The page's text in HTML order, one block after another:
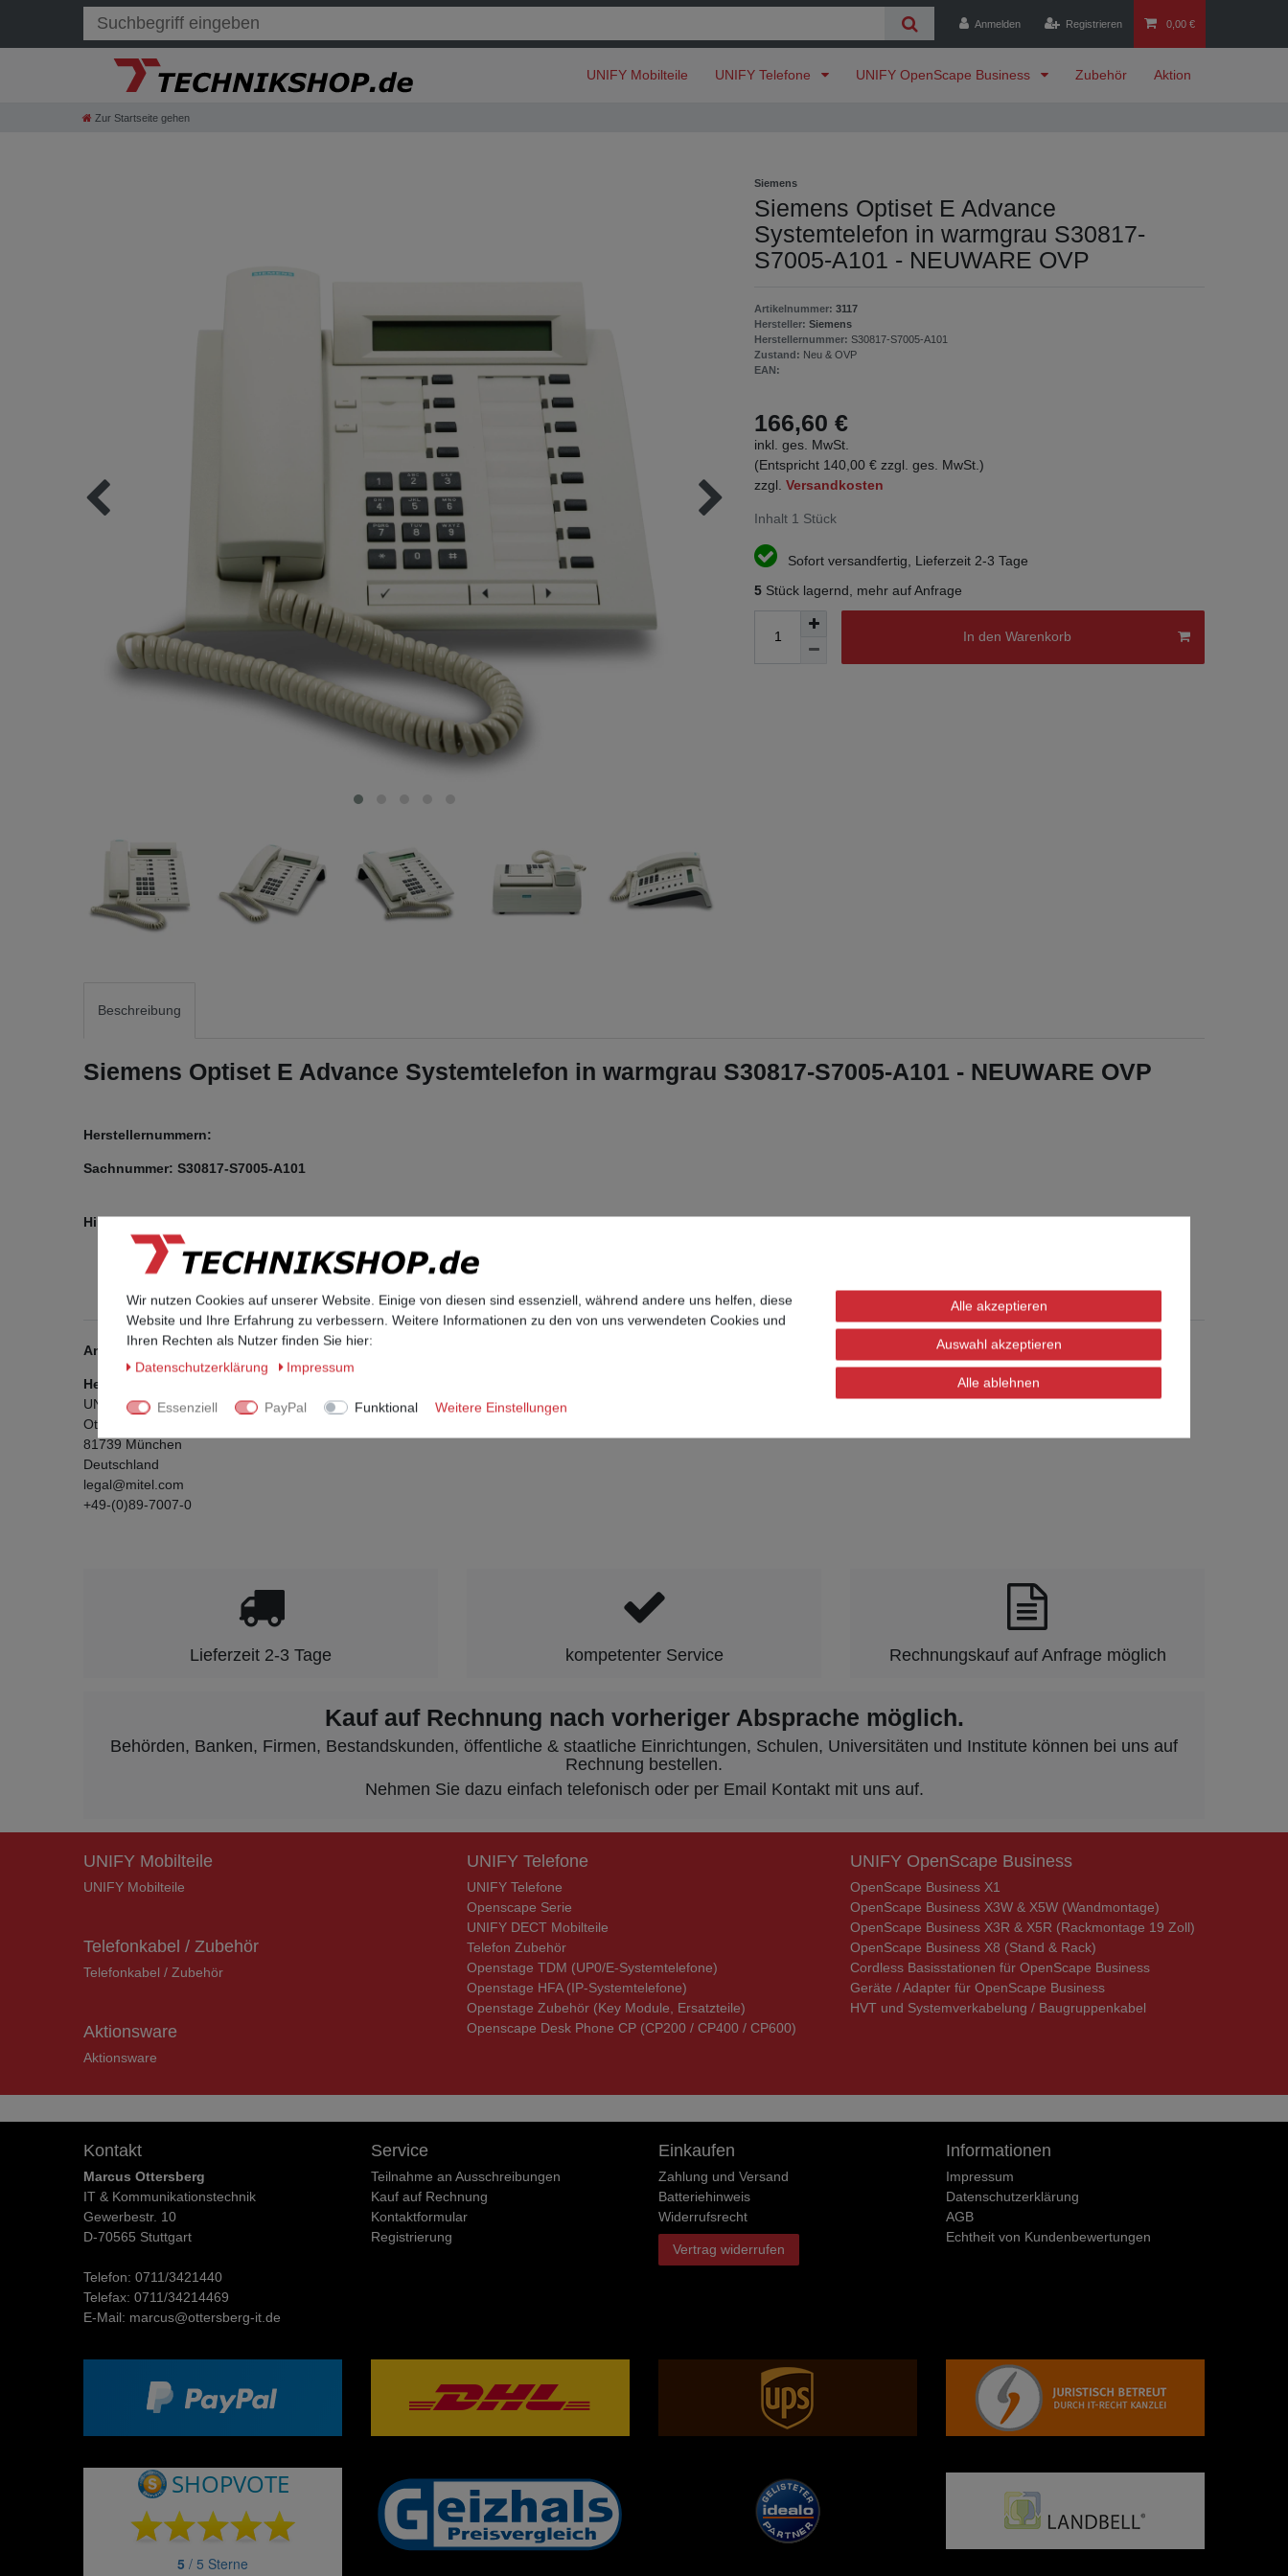
Anmelden Registrieren 0,00 €
UNIFY Mobilteile UNIFY Telefone UNIFY OpenScape Business Zubehör Aktion
Zur Startseite gehen
Siemens
Siemens Optiset E Advance
Systemtelefon in warmgrau S30817-
S7005-A101 - NEUWARE OVP
Artikelnummer: 3117
Hersteller: Siemens
Herstellernummer: S30817-S7005-A101
Zustand: Neu & OVP
EAN:
166,60 €
inkl. ges. MwSt.
(Entspricht 140,00 € zzgl. ges. MwSt.)
zzgl. Versandkosten
Inhalt 1 Stück
Sofort versandfertig, Lieferzeit 2-3 Tage
5 Stück lagernd, mehr auf Anfrage
In den Warenkorb
Beschreibung
Siemens Optiset E Advance Systemtelefon in warmgrau S30817-S7005-A101 - NEUWARE OVP
Herstellernummern:
Sachnummer: S30817-S7005-A101
Hinweis: Es handelt sich um ein Siemens UP0/E Systemtelefon für Hicom und HiPath Telefonanlagen.
Angaben zur Produktsicherheit
Hersteller:
UNIFY Software and Solutions GmbH & Co.KG
Otto-Hahn-Ring
81739 München
Deutschland
legal@mitel.com
+49-(0)89-7007-0
Lieferzeit 2-3 Tage kompetenter Service Rechnungskauf auf Anfrage möglich
Kauf auf Rechnung nach vorheriger Absprache möglich.
Behörden, Banken, Firmen, Bestandskunden, öffentliche & staatliche Einrichtungen, Schulen, Universitäten und Institute können bei uns auf
Rechnung bestellen.
Nehmen Sie dazu einfach telefonisch oder per Email Kontakt mit uns auf.
UNIFY Mobilteile
UNIFY Mobilteile
Telefonkabel / Zubehör
Telefonkabel / Zubehör
Aktionsware
Aktionsware
UNIFY Telefone
UNIFY Telefone
Openscape Serie
UNIFY DECT Mobilteile
Telefon Zubehör
Openstage TDM (UP0/E-Systemtelefone)
Openstage HFA (IP-Systemtelefone)
Openstage Zubehör (Key Module, Ersatzteile)
Openscape Desk Phone CP (CP200 / CP400 / CP600)
UNIFY OpenScape Business
OpenScape Business X1
OpenScape Business X3W & X5W (Wandmontage)
OpenScape Business X3R & X5R (Rackmontage 19 Zoll)
OpenScape Business X8 (Stand & Rack)
Cordless Basisstationen für OpenScape Business
Geräte / Adapter für OpenScape Business
HVT und Systemverkabelung / Baugruppenkabel
Kontakt
Marcus Ottersberg
IT & Kommunikationstechnik
Gewerbestr. 10
D-70565 Stuttgart
Telefon: 0711/3421440
Telefax: 0711/34214469
E-Mail: marcus@ottersberg-it.de
Service
Teilnahme an Ausschreibungen
Kauf auf Rechnung
Kontaktformular
Registrierung
Einkaufen
Zahlung und Versand
Batteriehinweis
Widerrufs­recht
Vertrag widerrufen
Informationen
Impressum
Daten­schutz­erklärung
AGB
Echtheit von Kundenbewertungen
Wir nutzen Cookies auf unserer Website. Einige von diesen sind essenziell, während andere uns helfen, diese
Website und Ihre Erfahrung zu verbessern. Weitere Informationen zu den von uns verwendeten Cookies und
Ihren Rechten als Nutzer finden Sie hier:
Daten­schutz­erklärung
Impressum
Essenziell PayPal Funktional Weitere Einstellungen
Alle akzeptieren
Auswahl akzeptieren
Alle ablehnen